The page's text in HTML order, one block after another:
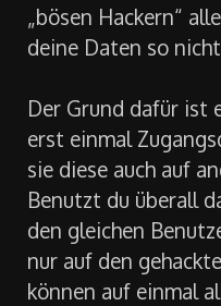
wie sicher dein
„bösen Hackern“
Der Grund dafür ist
erst einmal
sie diese auch auf
Benutzt du überall
den gleichen
nur auf den